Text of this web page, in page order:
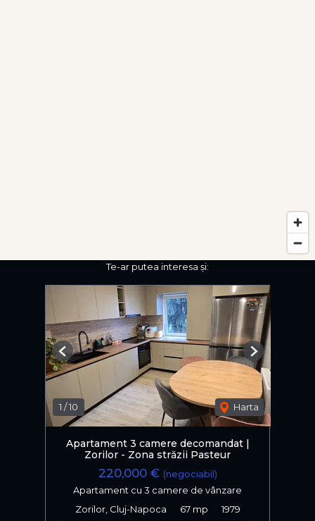
Te-ar putea interesa și:
1 /10 Harta
Previous Next
Apartament 3 camere decomandat |
Zorilor - Zona străzii Pasteur
220,000 € (negociabil)
Apartament cu 3 camere de vânzare
Zorilor, Cluj-Napoca
67 mp 1979